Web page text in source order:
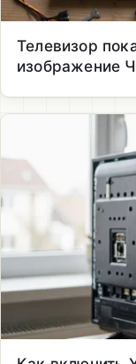
Телевизор
изображение